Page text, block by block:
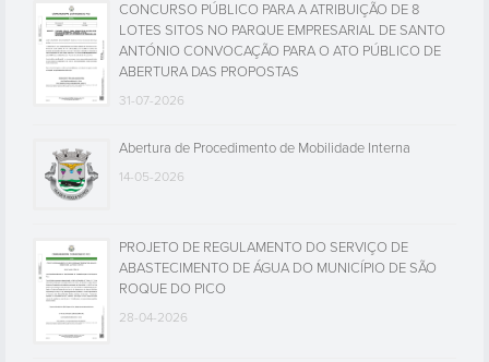
CONCURSO PÚBLICO PARA A ATRIBUIÇÃO DE 8
LOTES SITOS NO PARQUE EMPRESARIAL DE SANTO
ANTÓNIO CONVOCAÇÃO PARA O ATO PÚBLICO DE
ABERTURA DAS PROPOSTAS
31-07-2026
Abertura de Procedimento de Mobilidade Interna
14-05-2026
PROJETO DE REGULAMENTO DO SERVIÇO DE
ABASTECIMENTO DE ÁGUA DO MUNICÍPIO DE SÃO
ROQUE DO PICO
28-04-2026